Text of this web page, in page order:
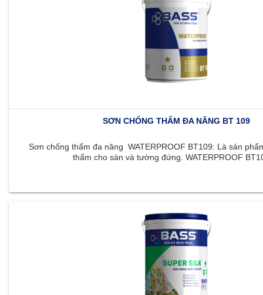
SƠN CHỐNG THẤM ĐA NĂNG BT 109
Sơn chống thấm đa năng WATERPROOF BT109: Là sản
thấm cho sàn và tường đứng. WATERPROOF